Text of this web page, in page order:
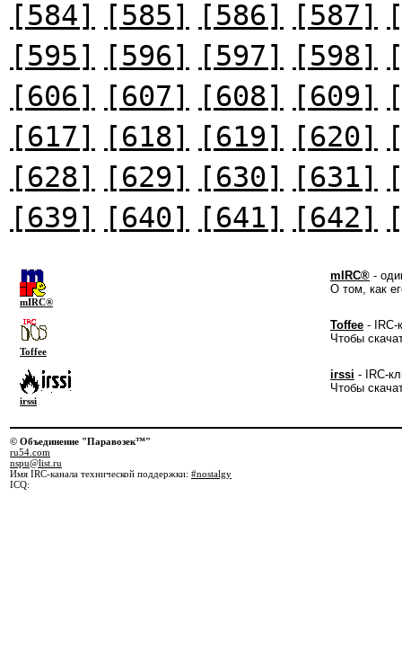
[584] [585] [586] [587]
[595]
[596] [597] [598]
[606]
[607] [608] [609]
[617]
[618] [619] [620]
[628]
[629] [630] [631]
[639]
[640] [641] [642]
mIRC®
mIRC® -
О том, как
Toffee
Toffee - IRC-
Чтобы
irssi
irssi - IRC-
Чтобы
© Объединение "Паравозек™"
ru54.com
nspu@list.ru
Имя IRC-канала технической поддержки: #nostalgy
ICQ: